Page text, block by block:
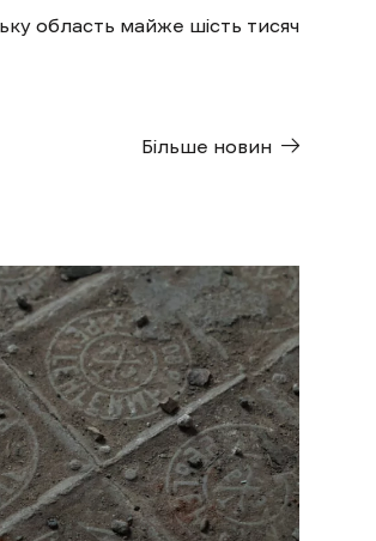
область майже шість тисяч
Більше новин